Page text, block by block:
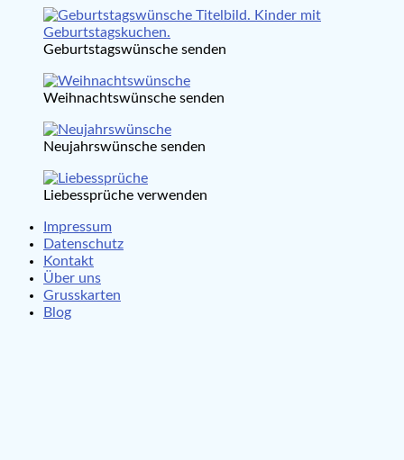
Geburtstagswünsche senden
Weihnachtswünsche senden
Neujahrswünsche senden
Liebessprüche verwenden
Impressum
Datenschutz
Kontakt
Über uns
Grusskarten
Blog